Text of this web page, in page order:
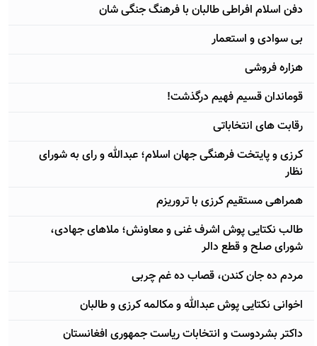
دفن اسلام افراطی طالبان با فرهنگ جنگی شان
بی سوادی و استعمار
هزاره فروشی
قوماندان قسیم فهیم درگذشت!
رقابت های انتخاباتی
کرزی و پایتخت فرهنگی جهان اسلام؛ عبدالله و رای به شورای
نظار
همراهی مستقیم کرزی با تروریزم
طالب نکتایی پوش اشرف غنی و معاونش؛ ملاهای جهادی،
شورای صلح و قطع دالر
مردم ده جان کندن، قصاب ده غم چربی
اخوانی نکتایی پوش عبدالله و مکالمه کرزی و طالبان
داکتر بشردوست و انتخابات ریاست جمهوری افغانستان